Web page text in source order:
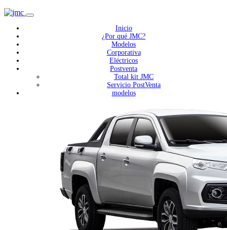
Inicio
¿Por qué JMC?
Modelos
Corporativa
Eléctricos
Postventa
Total kit JMC
Servicio PostVenta
modelos